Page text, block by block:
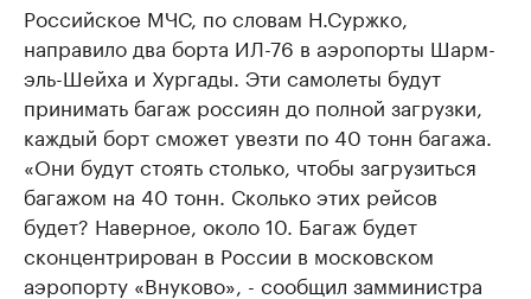
Российское МЧС, по словам Н.Суржко,
направило два борта ИЛ-76 в аэропорты Шарм-
эль-Шейха и Хургады. Эти самолеты будут
принимать багаж россиян до полной загрузки,
каждый борт сможет увезти по 40 тонн багажа.
«Они будут стоять столько, чтобы загрузиться
багажом на 40 тонн. Сколько этих рейсов
будет? Наверное, около 10. Багаж будет
сконцентрирован в России в московском
аэропорту «Внуково», - сообщил замминистра